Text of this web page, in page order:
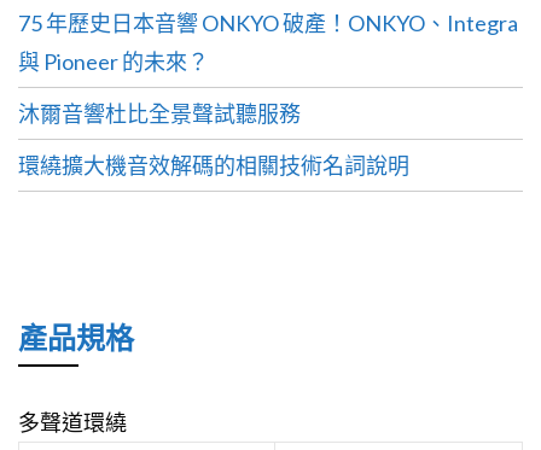
75 年歷史日本音響 ONKYO 破產！ONKYO、Integra
與 Pioneer 的未來？
沐爾音響杜比全景聲試聽服務
環繞擴大機音效解碼的相關技術名詞說明
產品規格
多聲道環繞